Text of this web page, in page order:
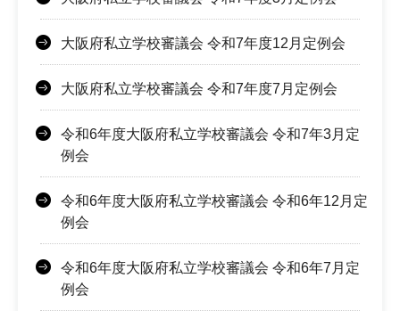
大阪府私立学校審議会 令和7年度12月定例会
大阪府私立学校審議会 令和7年度7月定例会
令和6年度大阪府私立学校審議会 令和7年3月定
例会
令和6年度大阪府私立学校審議会 令和6年12月定
例会
令和6年度大阪府私立学校審議会 令和6年7月定
例会